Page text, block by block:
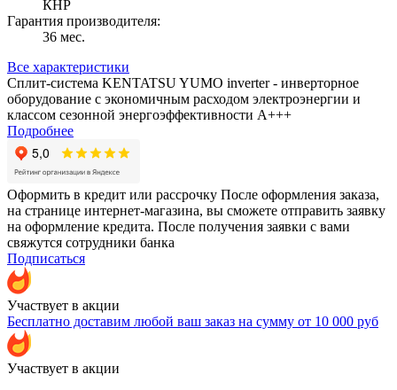
КНР
Гарантия производителя:
36 мес.
Все характеристики
Сплит-система KENTATSU YUMO inverter - инверторное
оборудование с экономичным расходом электроэнергии и
классом сезонной энергоэффективности А+++
Подробнее
Оформить в кредит или рассрочку После оформления заказа,
на странице интернет-магазина, вы сможете отправить заявку
на оформление кредита. После получения заявки с вами
свяжутся сотрудники банка
Подписаться
Участвует в акции
Бесплатно доставим любой ваш заказ на сумму от 10 000 руб
Участвует в акции